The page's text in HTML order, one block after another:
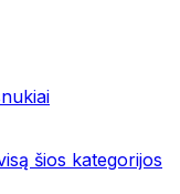
šios kategorijos